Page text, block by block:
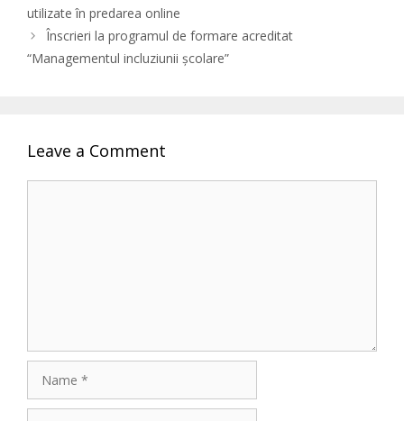
utilizate în predarea online
Înscrieri la programul de formare acreditat
“Managementul incluziunii școlare”
Leave a Comment